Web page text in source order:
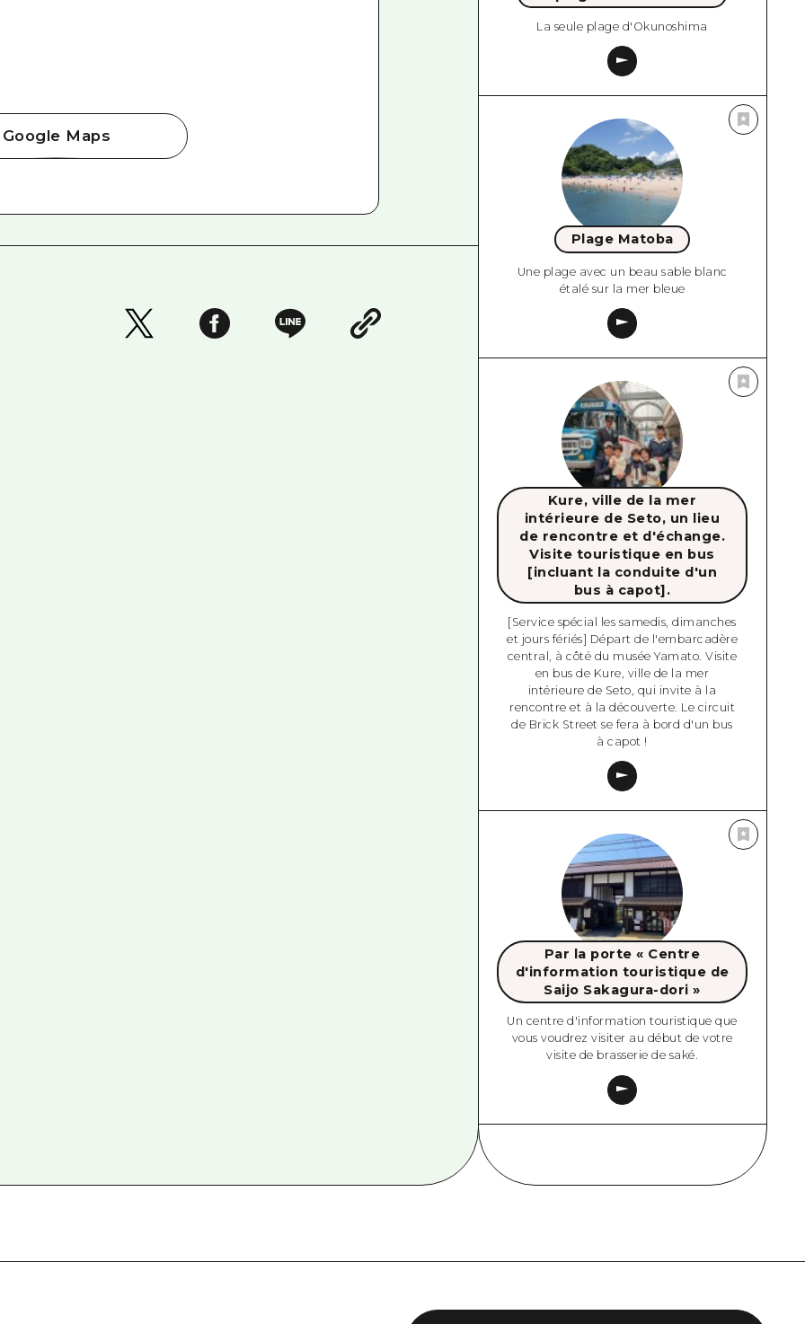
Google Maps
La seule plage d'Okunoshima
Plage Matoba
Une plage avec un beau sable blanc
étalé sur la mer bleue
Kure, ville de la mer
intérieure de Seto, un lieu
de rencontre et d'échange.
Visite touristique en bus
[incluant la conduite d'un
bus à capot].
[Service spécial les samedis, dimanches
et jours fériés] Départ de l'embarcadère
central, à côté du musée Yamato. Visite
en bus de Kure, ville de la mer
intérieure de Seto, qui invite à la
rencontre et à la découverte. Le circuit
de Brick Street se fera à bord d'un bus
à capot !
Par la porte « Centre
d'information touristique de
Saijo Sakagura-dori »
Un centre d'information touristique que
vous voudrez visiter au début de votre
visite de brasserie de saké.